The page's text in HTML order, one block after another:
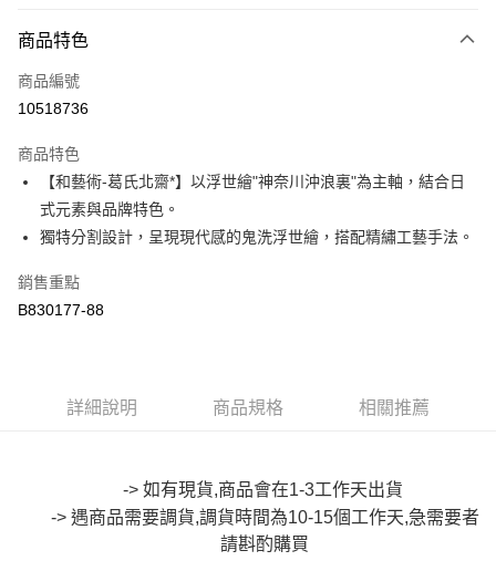
信用卡一次付款
超商取貨付款
Apple Pay
街口支付
相關說明
流程，驗證手機門號後，選擇欲分期的期數、繳款截止日，確認付款後即完
成交易。
3.實際核准額度、可分期數及費用金額請依後續交易確認頁面所載為準。
4.訂單成立30分鐘內，如未前往確認交易或遇審核未通過，訂單將自動取
【關於「AFTEE先享後付」】
AFTEE先享後付是「在收到商品之後才付款」的支付方式。 讓您購物簡單
ATM付款
商品特色
商品編號
10518736
商品特色
【和藝術-葛氏北齋*】以浮世繪"神奈川沖浪裏"為主軸，結合日
式元素與品牌特色。
獨特分割設計，呈現現代感的鬼洗浮世繪，搭配精繡工藝手法。
銷售重點
B830177-88
詳細說明 商品規格 相關推薦
-> 如有現貨,商品會在1-3工作天出貨
-> 遇商品需要調貨,調貨時間為10-15個工作天,急需要者
請斟酌購買